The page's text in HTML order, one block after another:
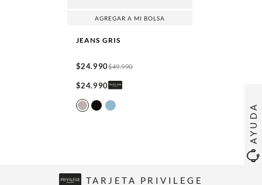
AYUDA
AGREGAR A MI BOLSA
JEANS GRIS
$24.990$49.990
$24.990
TARJETA PRIVILEGE